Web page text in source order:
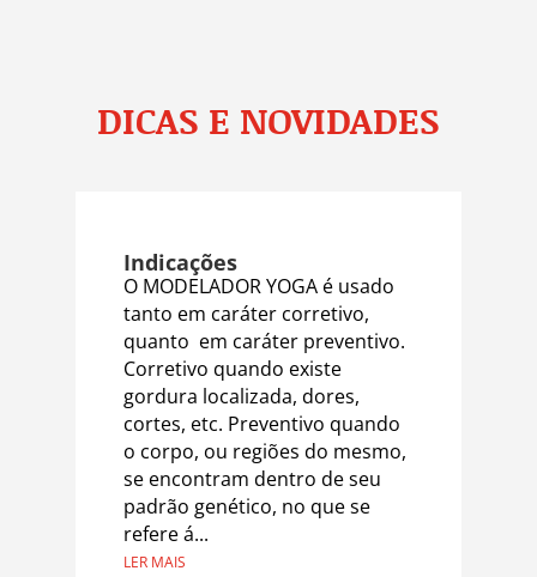
DICAS E NOVIDADES
Indicações
O MODELADOR YOGA é usado
tanto em caráter corretivo,
quanto em caráter preventivo.
Corretivo quando existe
gordura localizada, dores,
cortes, etc. Preventivo quando
o corpo, ou regiões do mesmo,
se encontram dentro de seu
padrão genético, no que se
refere á...
LER MAIS